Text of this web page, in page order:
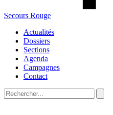
Secours Rouge
Actualités
Dossiers
Sections
Agenda
Campagnes
Contact